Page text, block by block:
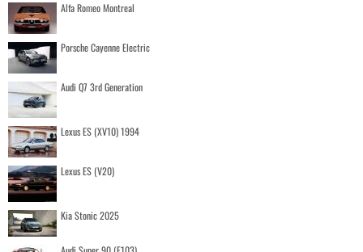
Alfa Romeo Montreal
Porsche Cayenne Electric
Audi Q7 3rd Generation
Lexus ES (XV10) 1994
Lexus ES (V20)
Kia Stonic 2025